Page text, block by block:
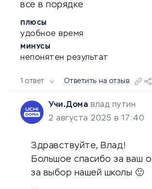
все в порядке
ПЛЮСЫ
удобное время
МИНУСЫ
непонятен результат
1 ответ Ответить на отзыв
Учи.Дома влад путин
2 августа 2025 в 17:40
Здравствуйте, Влад!
Большое спасибо за ваш
за выбор нашей школы 🙂